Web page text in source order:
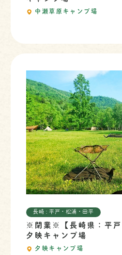
中瀬草原キャンプ場
長崎 : 平戸・松浦・田平
※閉業※【長崎県：平戸
夕映キャンプ場
夕映キャンプ場